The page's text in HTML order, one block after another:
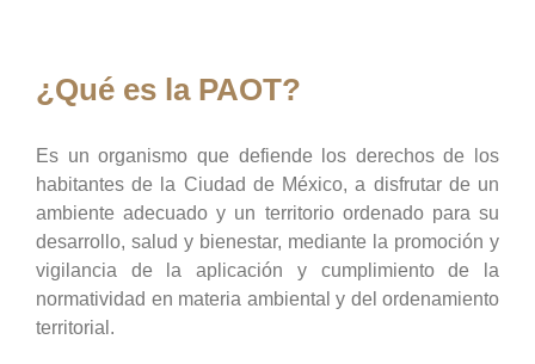
¿Qué es la PAOT?
Es un organismo que defiende los derechos de los
habitantes de la Ciudad de México, a disfrutar de un
ambiente adecuado y un territorio ordenado para su
desarrollo, salud y bienestar, mediante la promoción y
vigilancia de la aplicación y cumplimiento de la
normatividad en materia ambiental y del ordenamiento
territorial.